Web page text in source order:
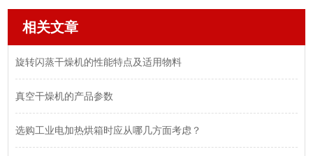
相关文章
旋转闪蒸干燥机的性能特点及适用物料
真空干燥机的产品参数
选购工业电加热烘箱时应从哪几方面考虑？